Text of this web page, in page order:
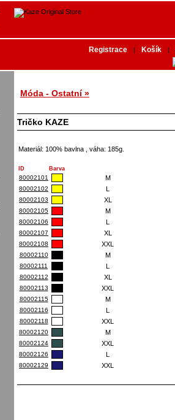
Registrace | Košík |
Móda - Ostatní »
Tričko KAZE
Materiál: 100% bavlna , váha: 185g.
ID Barva
80002101 M
80002102 L
80002103 XL
80002105 M
80002106 L
80002107 XL
80002108 XXL
80002110 M
80002111 L
80002112 XL
80002113 XXL
80002115 M
80002116 L
80002118 XXL
80002120 M
80002124 XXL
80002126 L
80002129 XXL